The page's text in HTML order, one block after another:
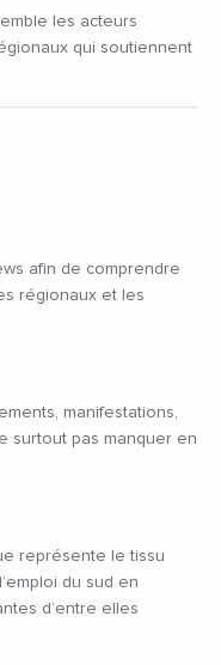
afin de comprendre
régionaux et les
manifestations,
surtout pas manquer en
représente le tissu
du sud en
d’entre elles
les acteurs
qui soutiennent